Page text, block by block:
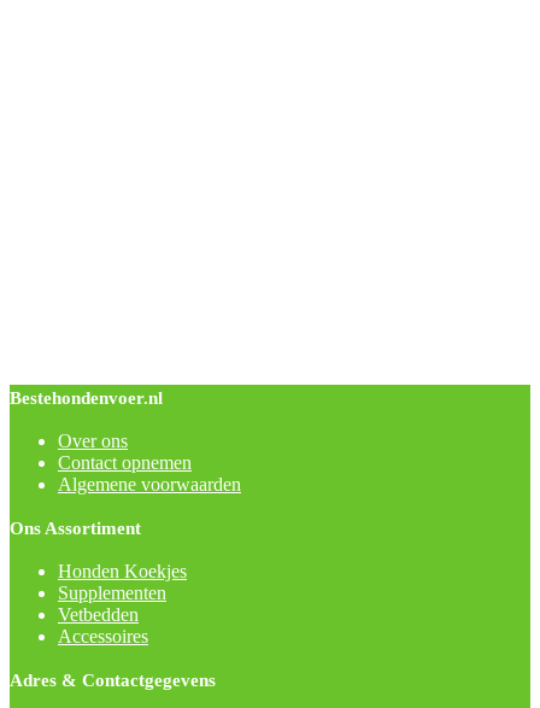
Bestehondenvoer.nl
Over ons
Contact opnemen
Algemene voorwaarden
Ons Assortiment
Honden Koekjes
Supplementen
Vetbedden
Accessoires
Adres & Contactgegevens